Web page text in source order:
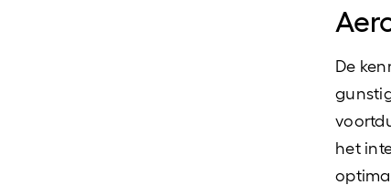
De
het